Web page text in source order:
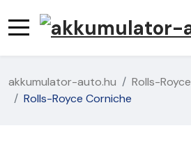
akkumulator-auto.hu
Rolls-Royce
Rolls-Royce Corniche